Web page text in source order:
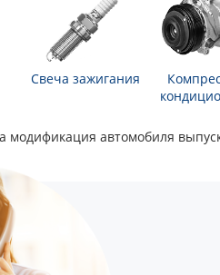
Свеча зажигания
автомобиля